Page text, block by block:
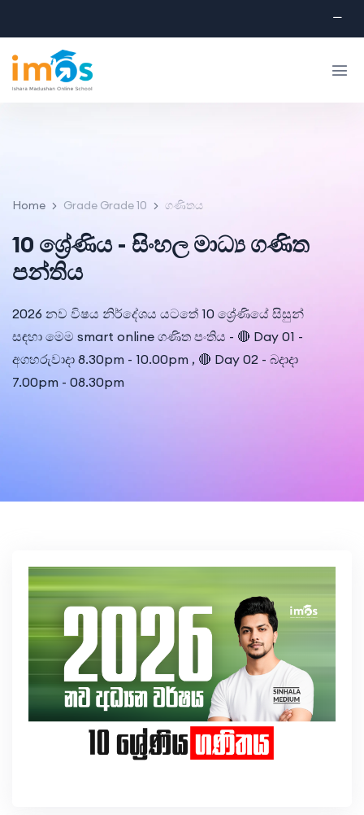
Home Grade Grade 10 ගණිතය
10 ශ්‍රේණිය - සිංහල මාධ්‍ය ගණිත
පන්‍තිය
2026 නව විෂය නිර්දේශය යටතේ 10 ශ්‍රේණියේ සිසුන්
සඳහා මෙම smart online ගණිත පංතිය - 🔴 Day 01 -
අගහරුවාදා 8.30pm - 10.00pm , 🔴 Day 02 - බදාදා
7.00pm - 08.30pm